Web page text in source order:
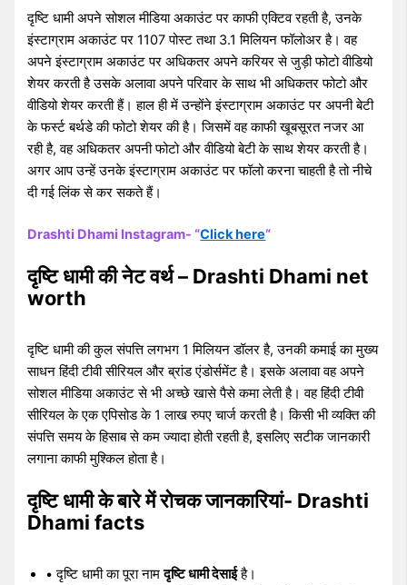
दृष्टि धामी अपने सोशल मीडिया अकाउंट पर काफी एक्टिव रहती है, उनके
इंस्टाग्राम अकाउंट पर 1107 पोस्ट तथा 3.1 मिलियन फॉलोअर है। वह
अपने इंस्टाग्राम अकाउंट पर अधिकतर अपने करियर से जुड़ी फोटो वीडियो
शेयर करती है उसके अलावा अपने परिवार के साथ भी अधिकतर फोटो और
वीडियो शेयर करती हैं। हाल ही में उन्होंने इंस्टाग्राम अकाउंट पर अपनी बेटी
के फर्स्ट बर्थडे की फोटो शेयर की है। जिसमें वह काफी खूबसूरत नजर आ
रही है, वह अधिकतर अपनी फोटो और वीडियो बेटी के साथ शेयर करती है।
अगर आप उन्हें उनके इंस्टाग्राम अकाउंट पर फॉलो करना चाहती है तो नीचे
दी गई लिंक से कर सकते हैं।
Drashti Dhami Instagram- “Click here“
दृष्टि धामी की नेट वर्थ – Drashti Dhami net
worth
दृष्टि धामी की कुल संपत्ति लगभग 1 मिलियन डॉलर है, उनकी कमाई का मुख्य
साधन हिंदी टीवी सीरियल और ब्रांड एंडोर्समेंट है। इसके अलावा वह अपने
सोशल मीडिया अकाउंट से भी अच्छे खासे पैसे कमा लेती है। वह हिंदी टीवी
सीरियल के एक एपिसोड के 1 लाख रुपए चार्ज करती है। किसी भी व्यक्ति की
संपत्ति समय के हिसाब से कम ज्यादा होती रहती है, इसलिए सटीक जानकारी
लगाना काफी मुश्किल होता है।
दृष्टि धामी के बारे में रोचक जानकारियां- Drashti
Dhami facts
• दृष्टि धामी का पूरा नामदृष्टि धामी देसाईहै।